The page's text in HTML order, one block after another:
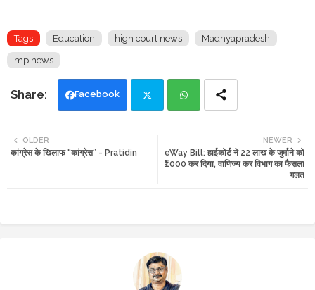
Tags Education high court news Madhyapradesh
mp news
Facebook
ats
NEWER
eWay Bill: हाईकोर्ट ने 22 लाख के जुर्माने को
₹1000 कर दिया, वाणिज्य कर विभाग का फैसला
गलत
OLDER
कांग्रेस के खिलाफ “कांग्रेस” - Pratidin